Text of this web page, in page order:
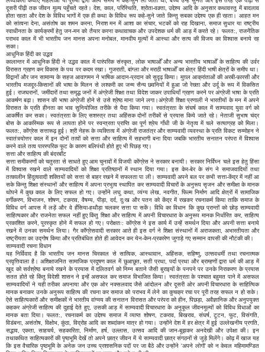
दूसरी पीढ़ी तक जीवन मूल्य पहुँचते रहते। देश, काल, परिस्थिति, श्रोता-वक़्ता, उद्देश्य आदि के अनुसार कथावस्तु में बादलाव
होता रहता और देश के विविध भागों में एक ही कथा के विविध रूप कहे-सुने जाते किन्तु सबका उद्देश्य एक ही रहता। आहत मन
को सांत्वना देना, असंतोष का शमन करना, निराश मन में आशा का संचार, भटकों को राह दिखाना, समाज सुधार या राष्ट्रीय
स्वाधीनता के कार्यक्रमों हेतु जन-मन को तैयार करना कथावाचक और उपदेशक धर्म की आड़ में करते रहे। फलत:, राजनैतिक
पराभव काल में भी भारतीय जन मानस अपना मनोबल, मानवीय मूल्यों में आस्था और सत्य की विजय का विश्वास बनाये रह
सका।
आधुनिक हिंदी का उद्भव
कालान्तर में आधुनिक हिंदी ने उद्भव काल में पारंपरिक संस्कृत, लोक भाषाओँ और अन्य भारतीय भाषाओँ के साहित्य की उर्वर
विरासत ग्रहण कर विकास के पथ पर कदम रखा। गुजराती, बांग्ला और मराठी भाषाओँ का क्षेत्र हिंदी भाषी क्षेत्रों के समीप था।
विद्वानों और जन सामान्य के सहज आवागमन ने भाषिक आदान-प्रदान को सुदृढ़ किया। मुग़ल आक्रांताओं की अरबी-फ़ारसी और
भारतीय मजदूर-किसानों की भाषा के मिलन से लश्करी का जन्म सैन्य छवनियों में हुआ जो रेख्ता और उर्दू के रूप में विकसित
हुई। राजघरानों, जमींदारों तथा समृद्ध जनों में अंग्रेजी शिक्षा तथा विदेश जाकर उपाधियाँ ग्रहण करने पर अंग्रेजी भाषा के प्रति
आकर्षण बढ़ा। शासन की भाषा अंग्रेजी होने से उसे श्रेष्ठ माना जाने लगा।अंग्रेजी शिक्षा प्रणाली ने भारतीयों के मन में अपने
विरासत के प्रति हीनता का भाव सुनियोजित तरीके से पैदा किया गया। स्वतंत्रता के संघर्ष काल में साम्यवाद युवा वर्ग को
आकर्षित कर सका। स्वतंत्रता के लिए सशस्त्र तथा अहिंसक दोनों तरीकों से प्रयास किये जाते रहे। नेताजी सुभाष चंद्र
बोस के आकस्मिक रूप से लापता होने पर स्वन्त्रता प्राप्ति का पूर्ण श्रेय गाँधी जी के नेतृत्व में चले सत्याग्रह को मिला।
फलत:, कोंग्रेस सत्तारूढ़ हुई। श्री नेहरू के व्यक्तित्व में अंग्रेजी राजतंत्र और साम्यवादी व्यवस्था के प्रति विकट सम्मोहन ने
स्वातंत्र्योत्तर काल में इन दोनों तत्वों को सत्ता और साहित्य में सहभागी बना दिया जबकि भारतीय सनातन परंपरा में विश्वास
करने वाले तत्व पारस्परिक फूट के कारण बलिपंथी होते हुए भी पिछड़ गए।
सत्ता और साहित्य की बंदरबाँट
सत्ता समीकरणों को चतुरता से साधते हुए आम चुनावों में विजयी कोंग्रेस ने सरकार बनायी। सरकार निर्विघ्न चले इस हेतु हिंसा
में विश्वास रखने वाले साम्यवादियों को शिक्षा प्रतिष्ठानों में स्थान दिया गया। इस केर-बेर के संग ने समाजवादियों तथा
तत्कालीन हिंदुत्ववादी शक्तियों को सत्ता से बाहर रखने में सफलता पा ली। साम्यवादी अपने बल पर कभी सत्ता-केंद्र में नहीं आ
सके किन्तु शिक्षा संस्थानों और साहित्य में अपना प्रभुत्व स्थापित कर साम्यवादी विचारों के अनुरूप सृजन और समीक्षा के मानक
थोपने में कुछ काल के लिए सफल हो गए। उन्होंने लघु कथा, व्यंग्य लेख, नवगीत, फिल्म निर्माण आदि क्षेत्रों में सामाजिक
वर्गीकरण, विभाजन, शोषण, टकराव, वैषम्य, पीड़ा, दर्द, दुःख और पतन को केंद्र में रखकर रचनाकर्म किया ताकि समाज के
विविध वर्ग आपस में लड़ें और वे हँसिया-हथौड़ा चलकर सत्ता पा सकें। विधि का विधान कि कुछ प्रान्तों को छोड़ साम्यवादी
साहित्यकार और राजनेता सफल नहीं हुए किंतु शिक्षा और साहित्य में अपनी विचारधारा के अनुरूप मानक निर्धारित कर, साहित्य
प्रकाशित करने, पुरस्कृत होने में सफल हो गए। परोक्षतः: कोंग्रेस ने इस कार्य में उन्हें समर्थन दिया और अपनी सत्ता बनाये
रखने में उनका समर्थन लिया। गैर कॉंग्रेसवादी सरकार आते ही इस वर्ग ने शिक्षा संस्थानों में अराजकता, अभारतीयता और
राष्ट्रीयता का उद्गोष किया और प्रतिबंधित होते ही आवेदन कर येन-केन-प्रकारेण जुगाड़े गए सम्मान वापसी की नौटंकी की।
साम्यवादी रचना विधान
यह निर्विवाद है कि भारतीय जन मानस चिरकाल से सात्विक, आस्थावान, अहिंसक, सहिष्णु, उत्सवधर्मी तथा रचनात्मक
प्रवृत्तिवाला है। अशिक्षाजनित सामाजिक प्रदूषण काल में छुआछूत, सती प्रथा, पर्दा प्रथा और ब्राम्हणों द्वारा धर्म की आड़ में
खुद को सर्वश्रेष्ठ बनाये रखने के प्रयास में दलितवर्ग को निम्न बताने जैसी बुराइयों के पनपने पर उनके निराकरण के प्रयास
सतत होते रहे किंतु विदेशी शासन ने इन्हें असफल कर समाज विभाजित किया। स्वतंत्रता के पश्चात बहुमत पाने में असफल
साम्यवादियों ने यही तरीका अपनाया और एक ओर नक्सलवाद जैसे आंदोलन और दूसरी ओर अपनी विचारधारा के साहित्यिक
मानक बनाकर उनके अनुरूप साहित्य की रचना कर समाज को पराभव में लेने का कुचक्र रचा पर पूरी तरह सफल न हो सके।
ऐसे साहित्यकारों और समीक्षकों ने भारतीय वांग्मय की सनातन विरासत और परंपरा को हीन, पिछड़ा, अवैज्ञानिक और अनुपयुक्त
कहकर अंग्रेजी साहित्य की दुहाई देते हुए, उसकी आड़ में साम्यवादी विचारधारा के अनुकूल जीवनमूल्यों को विविध विधाओं का
मानक बता दिया। फलत:, रचनाकर्म का उद्देश्य समाज में व्याप्त शोषण, टकराव, बिखराव, संघर्ष, टूटन, फुट, विसंगति,
विडंबना, असंतोष, विक्षोभ, कुंठा, विद्रोह आदि का शब्दांकन मात्र हो गया। उन्होंने देश में हर क्षेत्र में हुई उल्लेखनीय प्रगति,
सद्भाव, एकता, साहचर्य, सहकारिता, निर्माण, हर्ष, उल्लास, उत्सव आदि की जान-बूझकर अनदेखी और उपेक्षा की। इन
तथाकथित साहित्यकारों की पृष्ठभूमि देखें तो अपने छात्र जीवन में ये साम्यवादी छात्र संगठनों से जुड़े मिलेंगे। कोढ़ में खाज यह
कि इस वैचारिक पृष्ठभूमि के अनेक जन उच्च प्रशासनिक पदों पर जा बैठे और उन्होंने 'अपने लोगों' को न केवल महिमामण्डित